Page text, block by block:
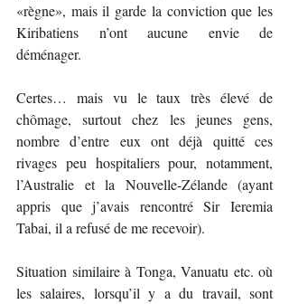
«règne», mais il garde la conviction que les
Kiribatiens n’ont aucune envie de
déménager.
Certes… mais vu le taux très élevé de
chômage, surtout chez les jeunes gens,
nombre d’entre eux ont déjà quitté ces
rivages peu hospitaliers pour, notamment,
l’Australie et la Nouvelle-Zélande (ayant
appris que j’avais rencontré Sir Ieremia
Tabai, il a refusé de me recevoir).
Situation similaire à Tonga, Vanuatu etc. où
les salaires, lorsqu’il y a du travail, sont